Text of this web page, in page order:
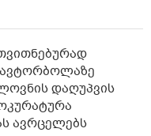
დაღუპვის
ავრცელებს